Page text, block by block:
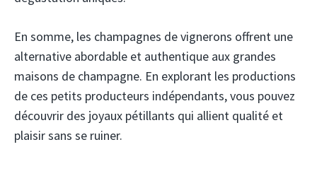
En somme, les champagnes de vignerons offrent une
alternative abordable et authentique aux grandes
maisons de champagne. En explorant les productions
de ces petits producteurs indépendants, vous pouvez
découvrir des joyaux pétillants qui allient qualité et
plaisir sans se ruiner.